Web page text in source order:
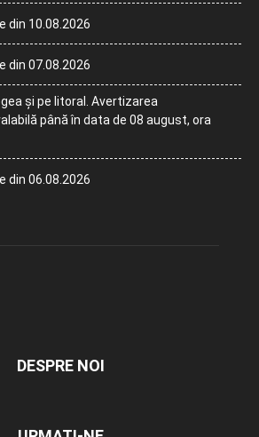
din 10.08.2026
din 07.08.2026
și pe litoral. Avertizarea
până în data de 08 august, ora
din 06.08.2026
DESPRE NOI